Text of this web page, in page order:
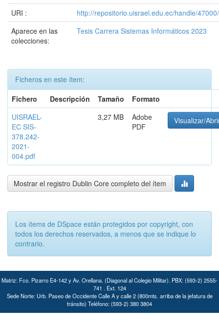
URI :
http://repositorio.uisrael.edu.ec/handle/
Aparece en las
colecciones:
Tesis Carrera Sistemas Informáticos 2023
Ficheros en este ítem:
Fichero
Descripción Tamaño
Formato
UISRAEL-
EC SIS-
378.242-
2021-
004.pdf
3,27 MB
Adobe
PDF
Visualizar/
Mostrar el registro Dublin Core completo del ítem
Los ítems de DSpace están protegidos por copyright, con
todos los derechos reservados, a menos que se indique lo
contrario.
Matriz: Fco. Pizarro E4-142 y Av. Orellana. (Diagonal al Colegio Militar). PBX: (593-2) 2555-
741 . Ext. 124
Sede Norte: Urb. Paseo de Occidente Calle A y calle 2 (800mts. arriba de la jefatura de
tránsito) Teléfono: (593-2) 380 3804